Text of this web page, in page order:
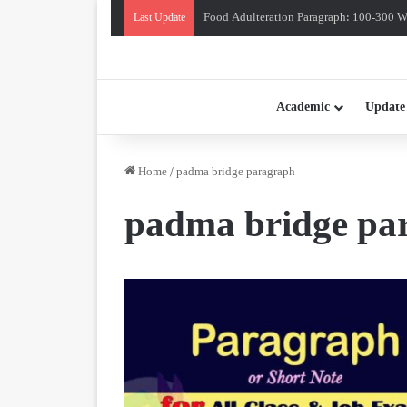
Last Update Food Adulteration Paragraph: 100-300
Academic
Home / padma bridge paragraph
padma bridge